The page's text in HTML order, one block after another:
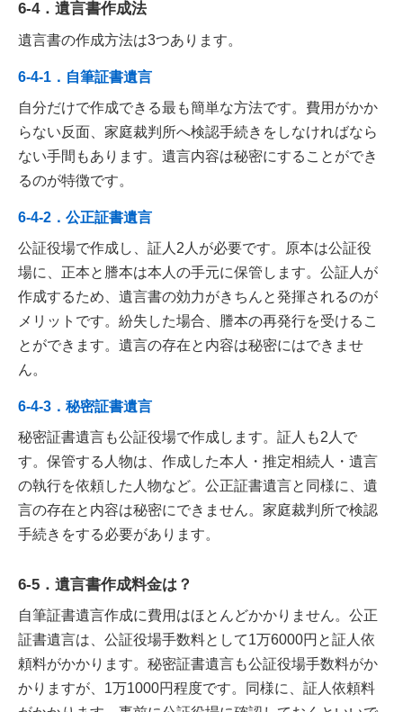
6-4．遺言書作成法
遺言書の作成方法は3つあります。
6-4-1．自筆証書遺言
自分だけで作成できる最も簡単な方法です。費用がかか
らない反面、家庭裁判所へ検認手続きをしなければなら
ない手間もあります。遺言内容は秘密にすることができ
るのが特徴です。
6-4-2．公正証書遺言
公証役場で作成し、証人2人が必要です。原本は公証役
場に、正本と謄本は本人の手元に保管します。公証人が
作成するため、遺言書の効力がきちんと発揮されるのが
メリットです。紛失した場合、謄本の再発行を受けるこ
とができます。遺言の存在と内容は秘密にはできませ
ん。
6-4-3．秘密証書遺言
秘密証書遺言も公証役場で作成します。証人も2人で
す。保管する人物は、作成した本人・推定相続人・遺言
の執行を依頼した人物など。公正証書遺言と同様に、遺
言の存在と内容は秘密にできません。家庭裁判所で検認
手続きをする必要があります。
6-5．遺言書作成料金は？
自筆証書遺言作成に費用はほとんどかかりません。公正
証書遺言は、公証役場手数料として1万6000円と証人依
頼料がかかります。秘密証書遺言も公証役場手数料がか
かりますが、1万1000円程度です。同様に、証人依頼料